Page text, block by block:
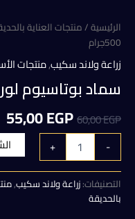
الرئيسية/منتجات العناية
500جرام
زراعة ولاند سكيب,منتجات
سماد بوتاسيوم لوران 42% علبه
60,00EGP
السعر
الأصلي
هو:
60,00 EGP.
55,00EGP
-
كمية
سماد
بوتاسيوم
لوران
42%
علبه
+
التصنيفات:زراعة ولاند سكيب,
بالحديقة